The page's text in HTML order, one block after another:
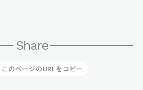
Share
このページのURLをコピー